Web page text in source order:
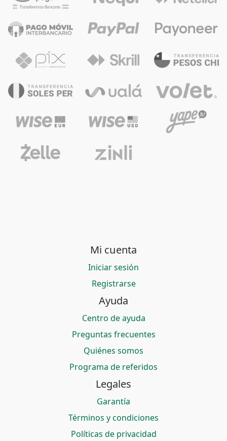
Mi cuenta
Iniciar sesión
Registrarse
Ayuda
Centro de ayuda
Preguntas frecuentes
Quiénes somos
Programa de referidos
Legales
Garantía
Términos y condiciones
Políticas de privacidad